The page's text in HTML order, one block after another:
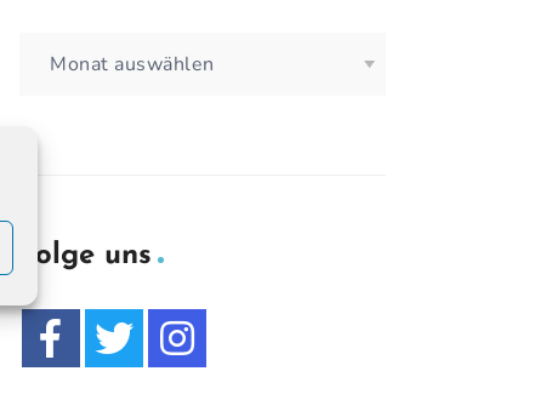
Folge uns